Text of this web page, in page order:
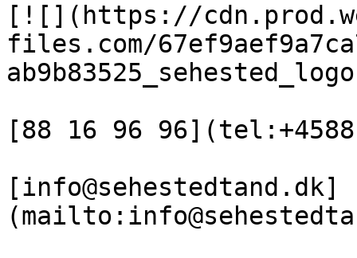
[![](https://
files.com/
[88 16 96
[info@sehestedtand.dk]